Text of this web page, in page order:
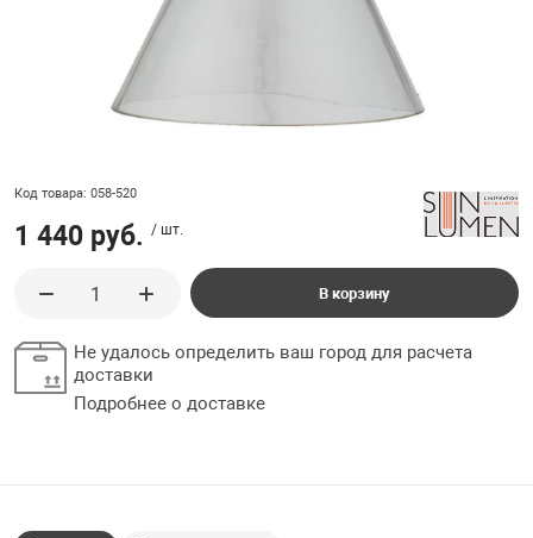
Ручки
подложки
ретро проводки
Код товара: 058-520
1 440 руб. / шт.
В корзину
Не удалось определить ваш город для расчета
доставки
Подробнее о доставке